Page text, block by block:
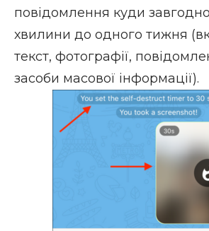
повідомлення куди завгодно
хвилини до одного тижня
текст, фотографії,
засоби масової інформації).